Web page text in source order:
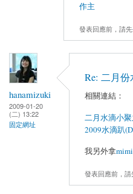
作主
發表回應前，請先
hanamizuki
2009-01-20
(二) 13:22
固定網址
Re: 二月
相關連結：
二月水滴小
2009水滴趴
我另外拿
發表回應前，請